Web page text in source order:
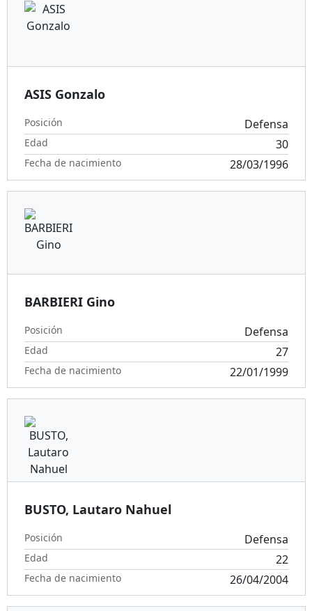
ASIS Gonzalo
Posición Defensa
Edad 30
Fecha de nacimiento 28/03/1996
BARBIERI Gino
Posición Defensa
Edad 27
Fecha de nacimiento 22/01/1999
BUSTO, Lautaro Nahuel
Posición Defensa
Edad 22
Fecha de nacimiento 26/04/2004